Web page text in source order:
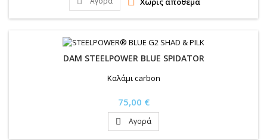
DAM STEELPOWER BLUE SPIDATOR
Καλάμι carbon
Τιμή
75,00 €
 Αγορά